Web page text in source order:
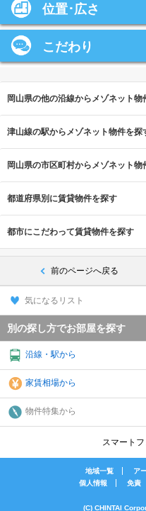
位置･広さ
こだわり
岡山県の他の沿線からメゾネット物
津山線の駅からメゾネット物件を探
岡山県の市区町村からメゾネット物
都道府県別に賃貸物件を探す
都市にこだわって賃貸物件を探す
前のページへ戻る
気になるリスト
別の探し方でお部屋を探す
沿線・駅から
家賃相場から
物件特集から
スマートフ
地域一覧 ア
個人情報
免責
(C) CHINTAI